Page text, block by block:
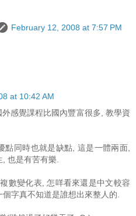
February 12, 2008 at 7:57 PM
at 10:42 AM
感覺課程比國內豐富很多, 教學資
點同時也就是缺點, 這是一體兩面,
也是有苦有樂.
數變化表, 怎咩看來還是中文較容
字真不知道是誰想出來整人的.